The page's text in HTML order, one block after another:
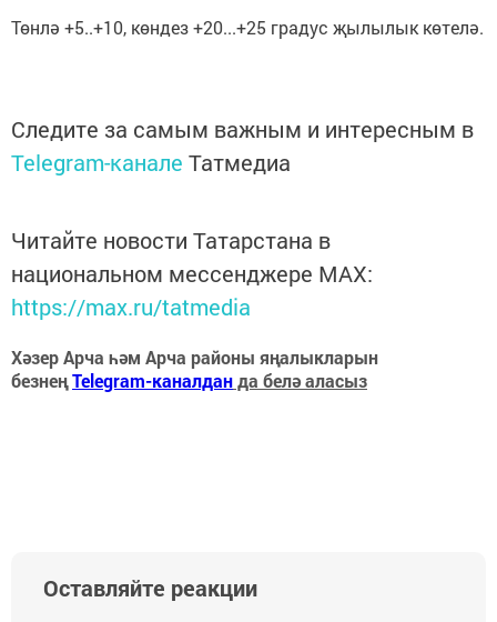
Төнлә +5..+10, көндез +20...+25 градус җылылык көтелә.
Следите за самым важным и интересным в
Telegram-канале Татмедиа
Читайте новости Татарстана в
национальном мессенджере MАХ:
https://max.ru/tatmedia
Хәзер Арча һәм Арча районы яңалыкларын
безнеңTelegram-каналданда белә аласыз
Оставляйте реакции